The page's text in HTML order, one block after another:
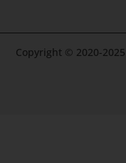
Copyright © 2020-